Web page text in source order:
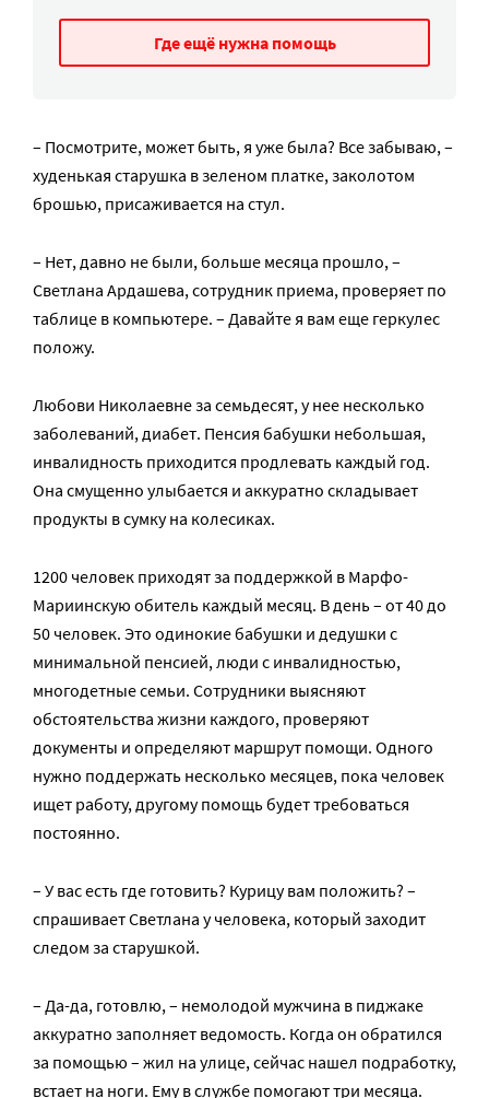
Где ещё нужна помощь
– Посмотрите, может быть, я уже была? Все забываю, –
худенькая старушка в зеленом платке, заколотом
брошью, присаживается на стул.
– Нет, давно не были, больше месяца прошло, –
Светлана Ардашева, сотрудник приема, проверяет по
таблице в компьютере. – Давайте я вам еще геркулес
положу.
Любови Николаевне за семьдесят, у нее несколько
заболеваний, диабет. Пенсия бабушки небольшая,
инвалидность приходится продлевать каждый год.
Она смущенно улыбается и аккуратно складывает
продукты в сумку на колесиках.
1200 человек приходят за поддержкой в Марфо-
Мариинскую обитель каждый месяц. В день – от 40 до
50 человек. Это одинокие бабушки и дедушки с
минимальной пенсией, люди с инвалидностью,
многодетные семьи. Сотрудники выясняют
обстоятельства жизни каждого, проверяют
документы и определяют маршрут помощи. Одного
нужно поддержать несколько месяцев, пока человек
ищет работу, другому помощь будет требоваться
постоянно.
– У вас есть где готовить? Курицу вам положить? –
спрашивает Светлана у человека, который заходит
следом за старушкой.
– Да-да, готовлю, – немолодой мужчина в пиджаке
аккуратно заполняет ведомость. Когда он обратился
за помощью – жил на улице, сейчас нашел подработку,
встает на ноги. Ему в службе помогают три месяца.